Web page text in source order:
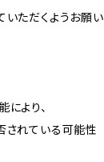
いただくようお願い
より、
されている可能性